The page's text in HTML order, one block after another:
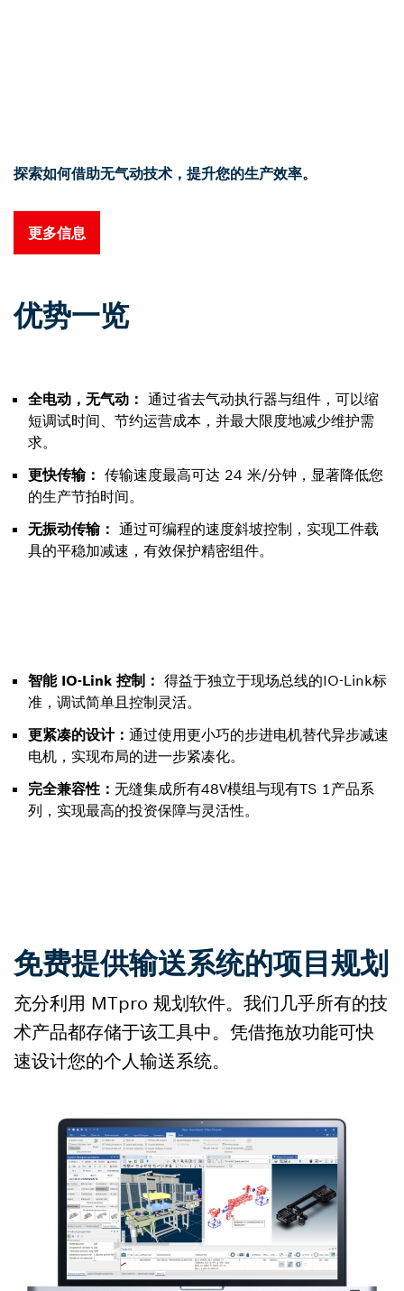
探索如何借助无气动技术，提升您的生产效率。
更多信息
优势一览
全电动，无气动： 通过省去气动执行器与组件，可以缩
短调试时间、节约运营成本，并最大限度地减少维护需
求。
更快传输： 传输速度最高可达 24 米/分钟，显著降低您
的生产节拍时间。
无振动传输： 通过可编程的速度斜坡控制，实现工件载
具的平稳加减速，有效保护精密组件。
智能 IO-Link 控制： 得益于独立于现场总线的IO-Link标
准，调试简单且控制灵活。
更紧凑的设计： 通过使用更小巧的步进电机替代异步减速
电机，实现布局的进一步紧凑化。
完全兼容性： 无缝集成所有48V模组与现有TS 1产品系
列，实现最高的投资保障与灵活性。
免费提供输送系统的项目规划
充分利用 MTpro 规划软件。我们几乎所有的技
术产品都存储于该工具中。凭借拖放功能可快
速设计您的个人输送系统。